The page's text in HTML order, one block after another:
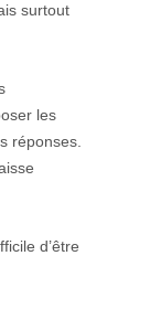
surtout
les
réponses.
d’être